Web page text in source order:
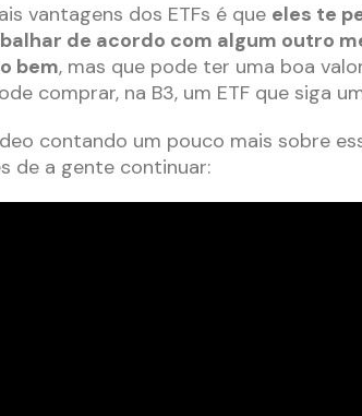
vantagens dos ETFs é que eles te
de acordo com algum outro
bem, mas que pode ter uma boa
comprar, na B3, um ETF que siga
contando um pouco mais sobre
de a gente continuar: